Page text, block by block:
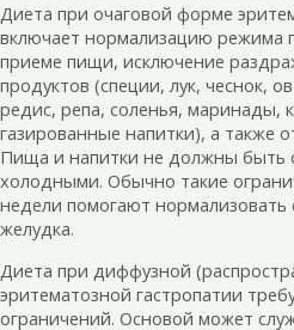
Диета при очаговой форме
включает нормализацию режима
приеме пищи, исключение
продуктов (специи, лук, чеснок,
редис, репа, соленья, маринады,
газированные напитки), а также
Пища и напитки не должны быть
холодными. Обычно такие
недели помогают нормализовать
желудка.
Диета при диффузной
эритематозной гастропатии
ограничений. Основой может